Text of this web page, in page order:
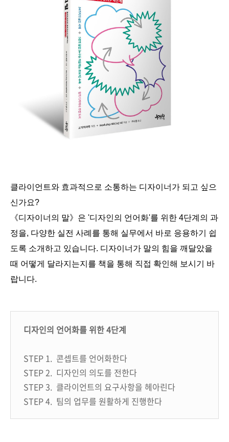
클라이언트와 효과적으로 소통하는 디자이너가 되고 싶으
신가요?
《디자이너의 말》 은 '디자인의 언어화'를 위한 4단계의 과
정을, 다양한 실전 사례를 통해 실무에서 바로 응용하기 쉽
도록 소개하고 있습니다. 디자이너가 말의 힘을 깨달았을
때 어떻게 달라지는지를 책을 통해 직접 확인해 보시기 바
랍니다.
디자인의 언어화를 위한 4단계
STEP 1. 콘셉트를 언어화한다
STEP 2. 디자인의 의도를 전한다
STEP 3. 클라이언트의 요구사항을 헤아린다
STEP 4. 팀의 업무를 원활하게 진행한다